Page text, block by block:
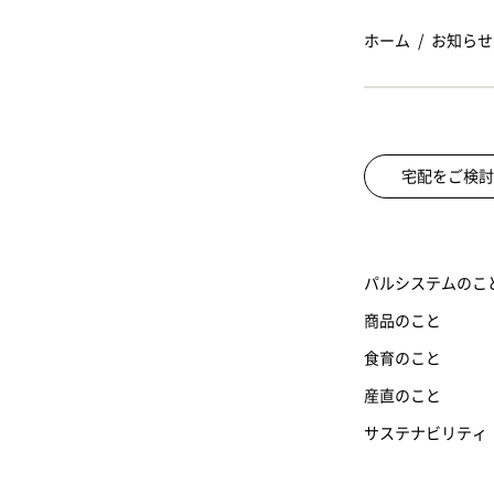
ホーム お知らせ
宅配をご検
パルシステムのこ
商品のこと
食育のこと
産直のこと
サステナビリティ